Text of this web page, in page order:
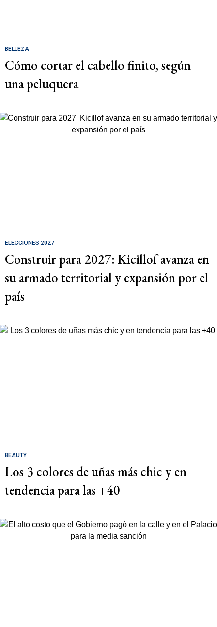
BELLEZA
Cómo cortar el cabello finito, según
una peluquera
ELECCIONES 2027
Construir para 2027: Kicillof avanza en
su armado territorial y expansión por el
país
BEAUTY
Los 3 colores de uñas más chic y en
tendencia para las +40